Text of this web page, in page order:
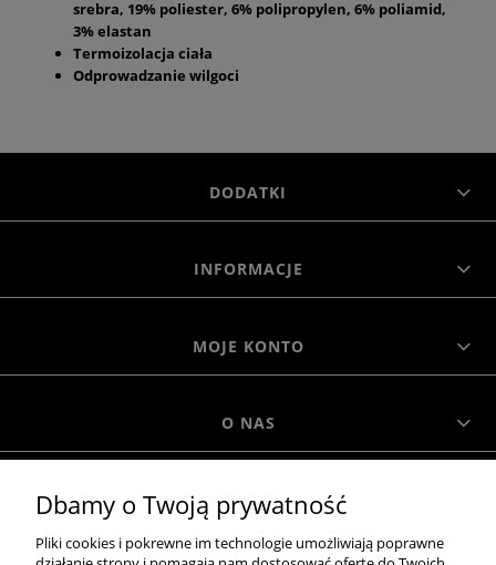
srebra, 19% poliester, 6% polipropylen, 6% poliamid,
3% elastan
Termoizolacja ciała
Odprowadzanie wilgoci
DODATKI
INFORMACJE
MOJE KONTO
O NAS
MOROWO
Dbamy o Twoją prywatność
Pliki cookies i pokrewne im technologie umożliwiają poprawne